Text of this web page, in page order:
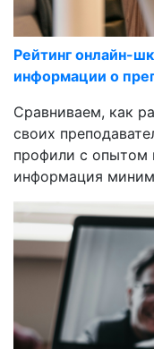
Рейтинг онлайн-
информации о
Сравниваем, как
своих
профили с опытом
информация